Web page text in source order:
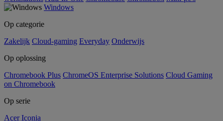
Windows
Op categorie
Zakelijk Cloud-gaming Everyday Onderwijs
Op oplossing
Chromebook Plus ChromeOS Enterprise Solutions Cloud Gaming
on Chromebook
Op serie
Acer Iconia